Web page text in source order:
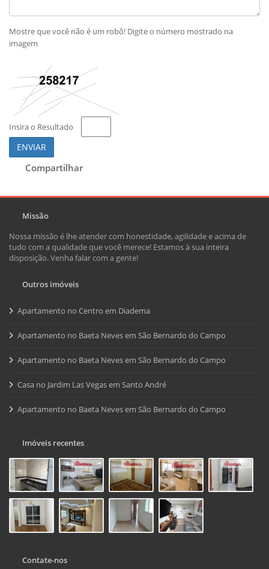
Mostre que você não é um robô! Digite o número mostrado na
imagem
Insira o Resultado
ENVIAR
Compartilhar
Missão
Nossa missão é lhe atender com honestidade, agilidade e acima de
tudo com a qualidade que você merece! Estamos à sua inteira
disposição. Venha falar com a gente!
Outros imóveis
Apartamento no Centro em Diadema
Apartamento no Baeta Neves em São Bernardo do Campo
Apartamento no Baeta Neves em São Bernardo do Campo
Casa no Jardim Las Vegas em Santo André
Apartamento no Baeta Neves em São Bernardo do Campo
Imóveis recentes
Contate-nos